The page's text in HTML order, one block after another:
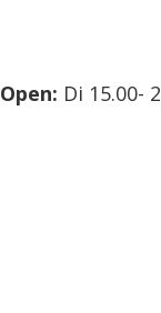
Open: Di 15.00-